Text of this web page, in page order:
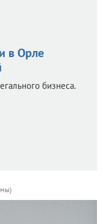
в Орле
бизнеса.